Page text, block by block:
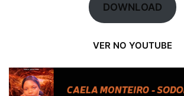
DOWNLOAD
VER NO YOUTUBE